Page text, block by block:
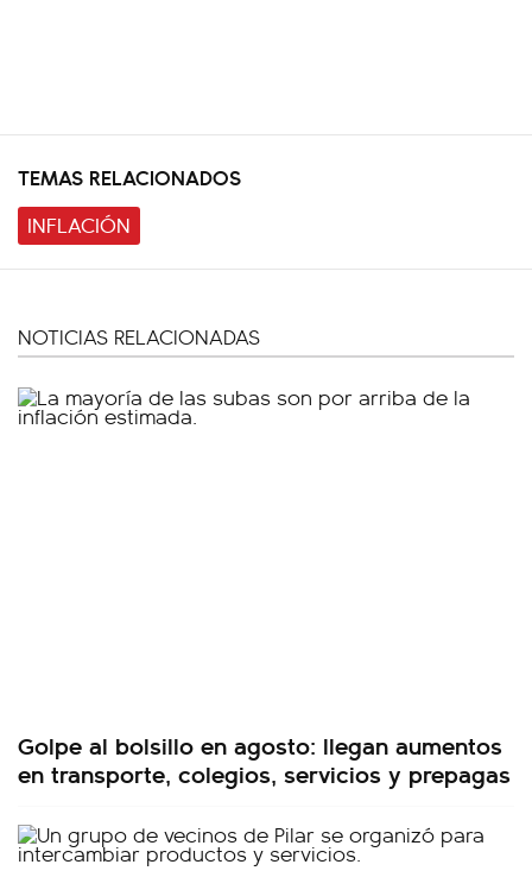
TEMAS RELACIONADOS
INFLACIÓN
NOTICIAS RELACIONADAS
Golpe al bolsillo en agosto: llegan aumentos
en transporte, colegios, servicios y prepagas